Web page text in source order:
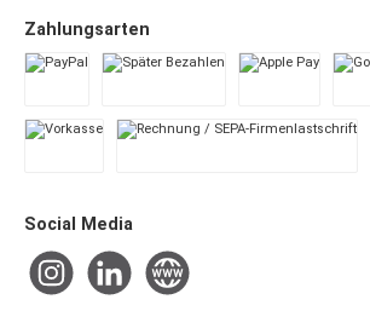
Zahlungsarten
Social Media
InstagramLinkedIn Website